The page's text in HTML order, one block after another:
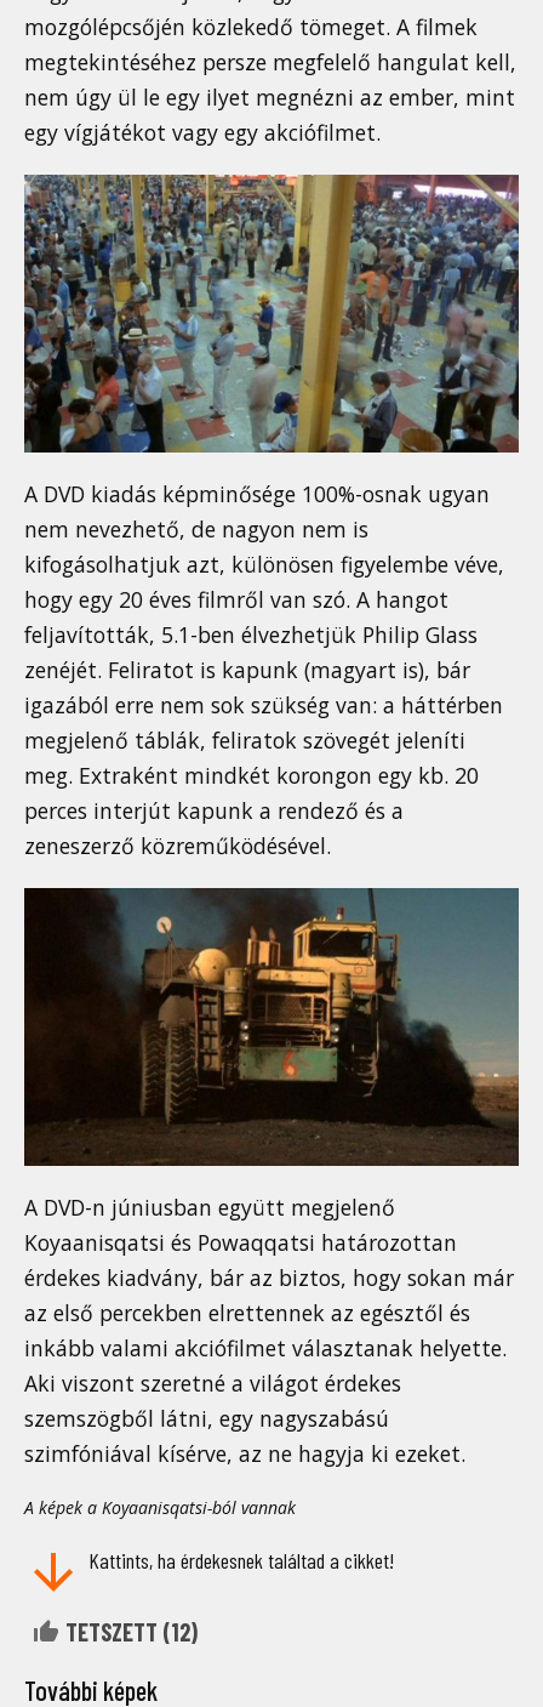
mozgólépcsőjén közlekedő tömeget. A filmek
megtekintéséhez persze megfelelő hangulat kell,
nem úgy ül le egy ilyet megnézni az ember, mint
egy vígjátékot vagy egy akciófilmet.
A DVD kiadás képminősége 100%-osnak ugyan
nem nevezhető, de nagyon nem is
kifogásolhatjuk azt, különösen figyelembe véve,
hogy egy 20 éves filmről van szó. A hangot
feljavították, 5.1-ben élvezhetjük Philip Glass
zenéjét. Feliratot is kapunk (magyart is), bár
igazából erre nem sok szükség van: a háttérben
megjelenő táblák, feliratok szövegét jeleníti
meg. Extraként mindkét korongon egy kb. 20
perces interjút kapunk a rendező és a
zeneszerző közreműködésével.
A DVD-n júniusban együtt megjelenő
Koyaanisqatsi és Powaqqatsi határozottan
érdekes kiadvány, bár az biztos, hogy sokan már
az első percekben elrettennek az egésztől és
inkább valami akciófilmet választanak helyette.
Aki viszont szeretné a világot érdekes
szemszögből látni, egy nagyszabású
szimfóniával kísérve, az ne hagyja ki ezeket.
A képek a Koyaanisqatsi-ból vannak
Kattints, ha érdekesnek találtad a cikket!
TETSZETT (12)
További képek